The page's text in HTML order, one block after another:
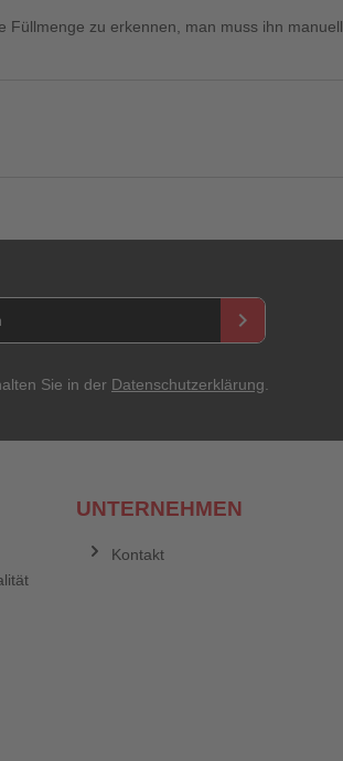
Füllmenge zu erkennen, man muss ihn manuell
keyboard_arrow_right
Sie in der Datenschutzerklärung
UNTERNEHMEN
Kontakt